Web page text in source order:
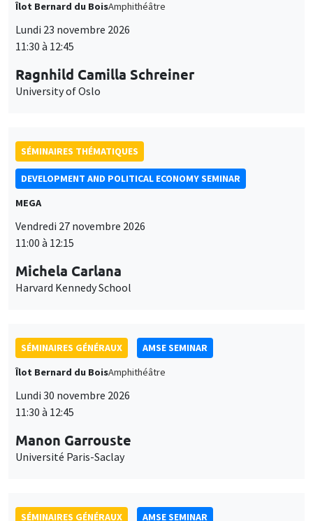
Lundi 23 novembre 2026
11:30 à 12:45
Ragnhild Camilla Schreiner
University of Oslo
DEVELOPMENT AND POLITICAL ECONOMY SEMINAR
MEGA
Vendredi 27 novembre 2026
11:00 à 12:15
Michela Carlana
Harvard Kennedy School
Îlot Bernard du BoisAmphithéâtre
Lundi 30 novembre 2026
11:30 à 12:45
Manon Garrouste
Université Paris-Saclay